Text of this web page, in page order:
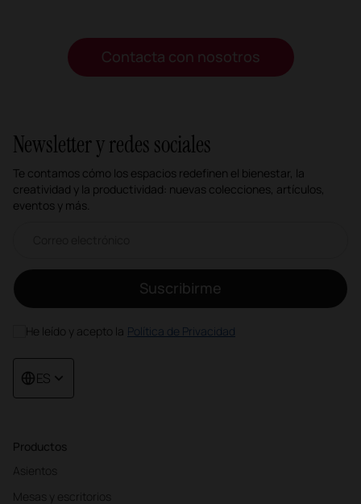
Contacta con nosotros
Productos
Asientos
Mesas y escritorios
Newsletter y redes sociales
Te contamos cómo los espacios redefinen el bienestar, la
creatividad y la productividad: nuevas colecciones, artículos,
eventos y más.
Suscribirme
He leído y acepto la Política de Privacidad
ES